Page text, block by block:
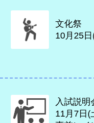
文化祭
10月25
入試説明
11月7日(